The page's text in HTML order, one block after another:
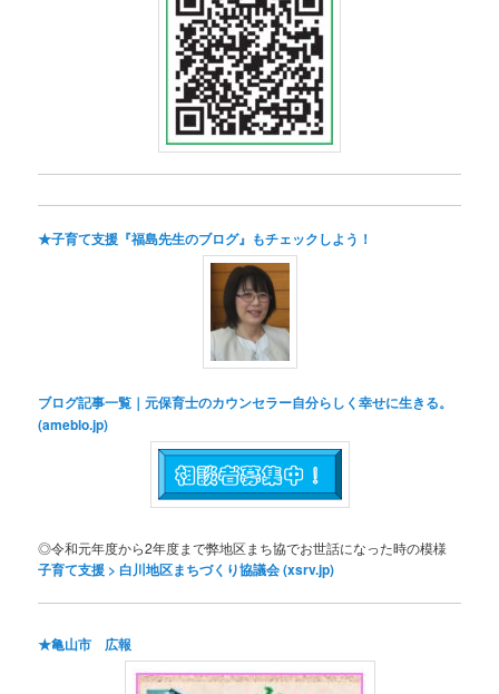
★子育て支援『福島先生のブログ』もチェックしよう！
ブログ記事一覧｜元保育士のカウンセラー自分らしく幸せに生きる。
(ameblo.jp)
◎令和元年度から2年度まで弊地区まち協でお世話になった時の模様
子育て支援 > 白川地区まちづくり協議会 (xsrv.jp)
★亀山市 広報